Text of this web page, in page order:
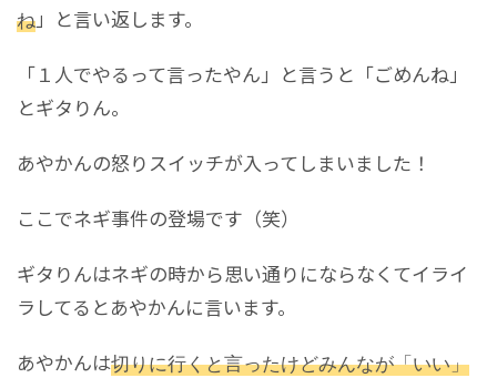
ね」と言い返します。
「１人でやるって言ったやん」と言うと「ごめんね」
とギタりん。
あやかんの怒りスイッチが入ってしまいました！
ここでネギ事件の登場です（笑）
ギタりんはネギの時から思い通りにならなくてイライ
ラしてるとあやかんに言います。
あやかんは切りに行くと言ったけどみんなが「いい」